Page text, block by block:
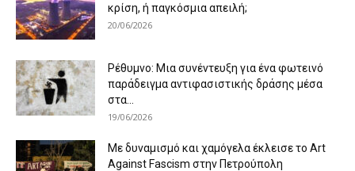
κρίση, ή παγκόσμια απειλή;
20/06/2026
Ρέθυμνο: Μια συνέντευξη για ένα φωτεινό
παράδειγμα αντιφασιστικής δράσης μέσα
στα...
19/06/2026
Με δυναμισμό και χαμόγελα έκλεισε το Art
Against Fascism στην Πετρούπολη